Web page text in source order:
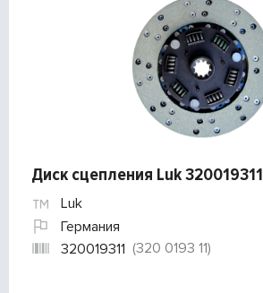
Диск сцепления Luk 320019311
Luk
Германия
320019311 (320 0193 11)